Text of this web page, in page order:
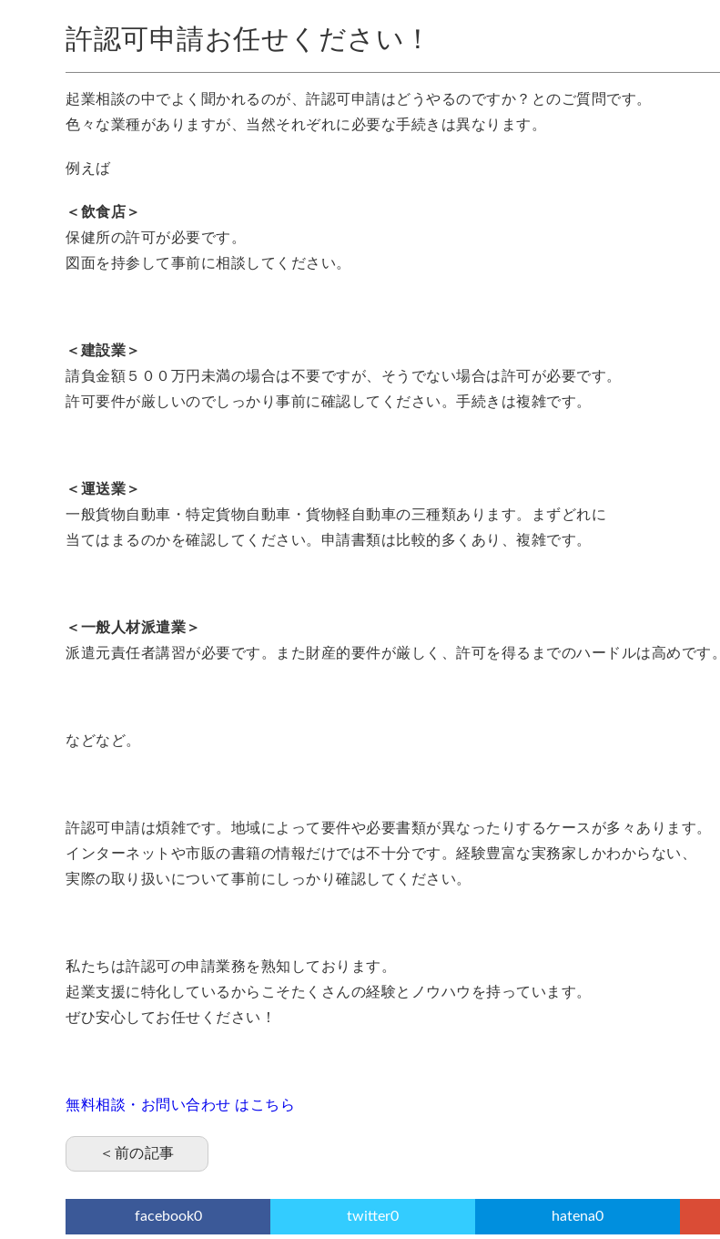
許認可申請お任せください！
起業相談の中でよく聞かれるのが、許認可申請はどうやるのですか？とのご質問です。
色々な業種がありますが、当然それぞれに必要な手続きは異なります。
例えば
＜飲食店＞
保健所の許可が必要です。
図面を持参して事前に相談してください。
＜建設業＞
請負金額５００万円未満の場合は不要ですが、そうでない場合は許可が必要です。
許可要件が厳しいのでしっかり事前に確認してください。手続きは複雑です。
＜運送業＞
一般貨物自動車・特定貨物自動車・貨物軽自動車の三種類あります。まずどれに
当てはまるのかを確認してください。申請書類は比較的多くあり、複雑です。
＜一般人材派遣業＞
派遣元責任者講習が必要です。また財産的要件が厳しく、許可を得るまでのハードルは高めです。
などなど。
許認可申請は煩雑です。地域によって要件や必要書類が異なったりするケースが多々あります。
インターネットや市販の書籍の情報だけでは不十分です。経験豊富な実務家しかわからない、
実際の取り扱いについて事前にしっかり確認してください。
私たちは許認可の申請業務を熟知しております。
起業支援に特化しているからこそたくさんの経験とノウハウを持っています。
ぜひ安心してお任せください！
無料相談・お問い合わせ はこちら
＜前の記事
facebook0 twitter0 hatena0